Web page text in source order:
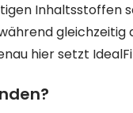
Inhaltsstoffen
hier setzt